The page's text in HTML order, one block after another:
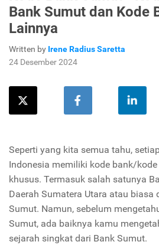
Bank Sumut dan Kode
Lainnya
Written by Irene Radius Saretta
24 Desember 2024
Seperti yang kita semua tahu,
Indonesia memiliki kode bank/
khusus. Termasuk salah satunya
Daerah Sumatera Utara atau
Sumut. Namun, sebelum
Sumut, ada baiknya kamu
sejarah singkat dari Bank Sumut.